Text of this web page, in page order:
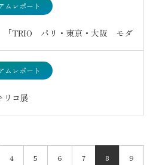
ムレポート
「TRIO パリ・東京・大阪 モダ
ムレポート
リコ展
4 5 6 7 8 9